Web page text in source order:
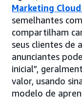
Marketing Cloud
semelhantes
compartilham
seus clientes de
anunciantes
inicial”,
valor, usando
modelo de